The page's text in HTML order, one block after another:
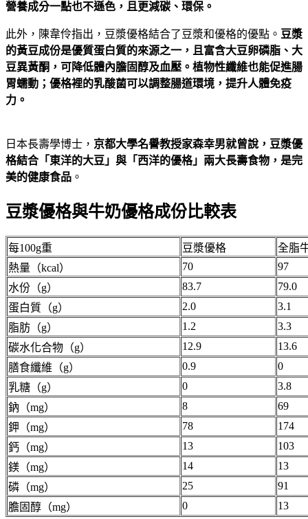
營養成分一點也不遜色，且更減碳、環保 。
此外，陳韋伶指出，豆漿優格結合了豆漿和優格的優點。 豆漿
的黃豆成份是優質蛋白質的來源之一，且富含大豆卵磷脂、大
豆異黃酮， 可降低體內膽固醇及血壓。 植物性纖維也能促進腸
胃蠕動；優格裡的乳酸菌可以調整腸道環境，提升人體免疫
力。
日本長壽學博士， 京都大學名譽教授家森幸男就曾說，豆漿優
格結合「東洋的大豆」與「西洋的優格」兩大長壽食物，是完
美的健康食品 。
豆漿優格與牛奶優格成份比較表
每100g重 豆漿優格
全脂
熱量（kcal）
70
97
水份（g）
83.7
79.0
蛋白質（g）
2.0
3.1
脂肪（g）
1.2
3.3
碳水化合物（g）
12.9
13.6
膳食纖維（g）
0.9
0
乳糖（g）
0
3.8
鈉（mg）
8
69
鉀（mg）
78
174
鈣（mg）
13
103
鎂（mg）
14
13
磷（mg）
25
91
膽固醇（mg）
0 13